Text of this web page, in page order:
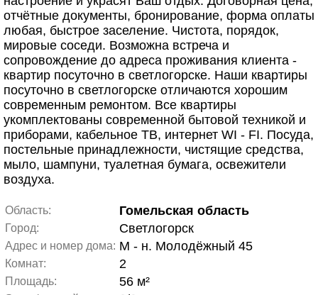
отчётные документы, бронирование, форма оплаты
любая, быстрое заселение. Чистота, порядок,
мировые соседи. Возможна встреча и
сопровождение до адреса проживания клиента -
квартир посуточно в светлогорске. Наши квартиры
посуточно в светлогорске отличаются хорошим
современным ремонтом. Все квартиры
укомплектованы современной бытовой техникой и
приборами, кабельное ТВ, интернет WI - FI. Посуда,
постельные принадлежности, чистящие средства,
мыло, шампуни, туалетная бумага, освежители
воздуха.
Область: Гомельская область
Город: Светлогорск
Адрес и номер дома: М - н. Молодёжный 45
Комнат: 2
Площадь: 56 м²